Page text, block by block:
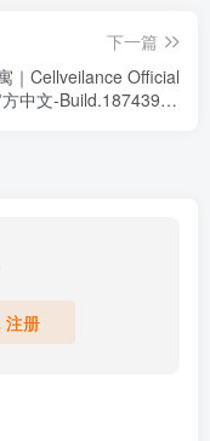
下一篇
｜Cellveilance Official
方中文-Build.18743909
注册